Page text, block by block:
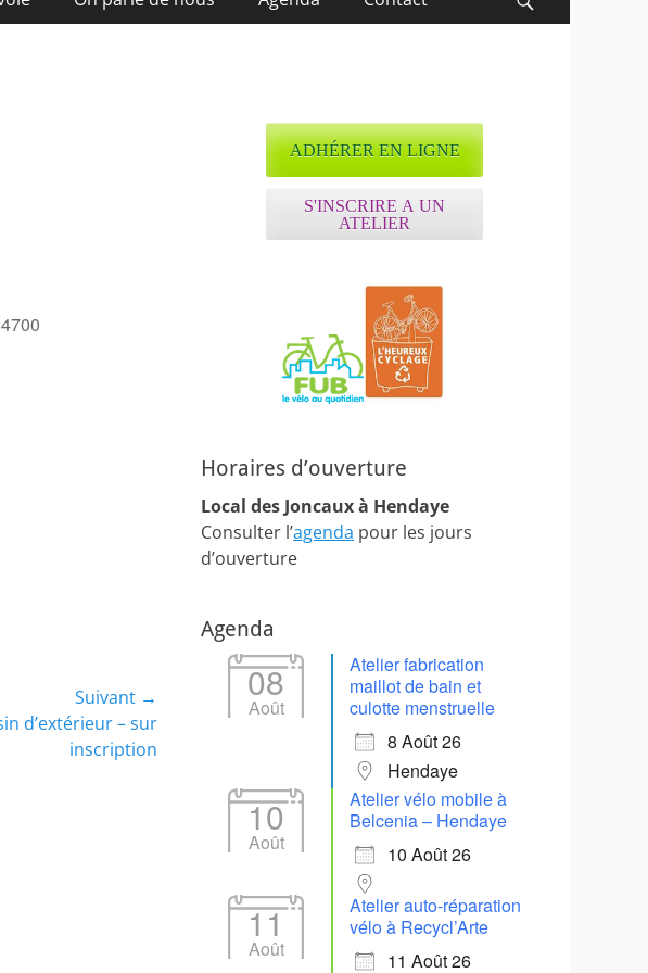
Suivant →
d’extérieur – sur
inscription
ADHÉRER EN LIGNE
S'INSCRIRE A UN
ATELIER
Horaires d’ouverture
Local des Joncaux à Hendaye
Consulter l’agenda pour les jours
d’ouverture
Agenda
08
Août
Atelier fabrication
maillot de bain et
culotte menstruelle
8 Août 26
Hendaye
10
Août
Atelier vélo mobile à
Belcenia – Hendaye
10 Août 26
11
Août
Atelier auto-réparation
vélo à Recycl’Arte
11 Août 26